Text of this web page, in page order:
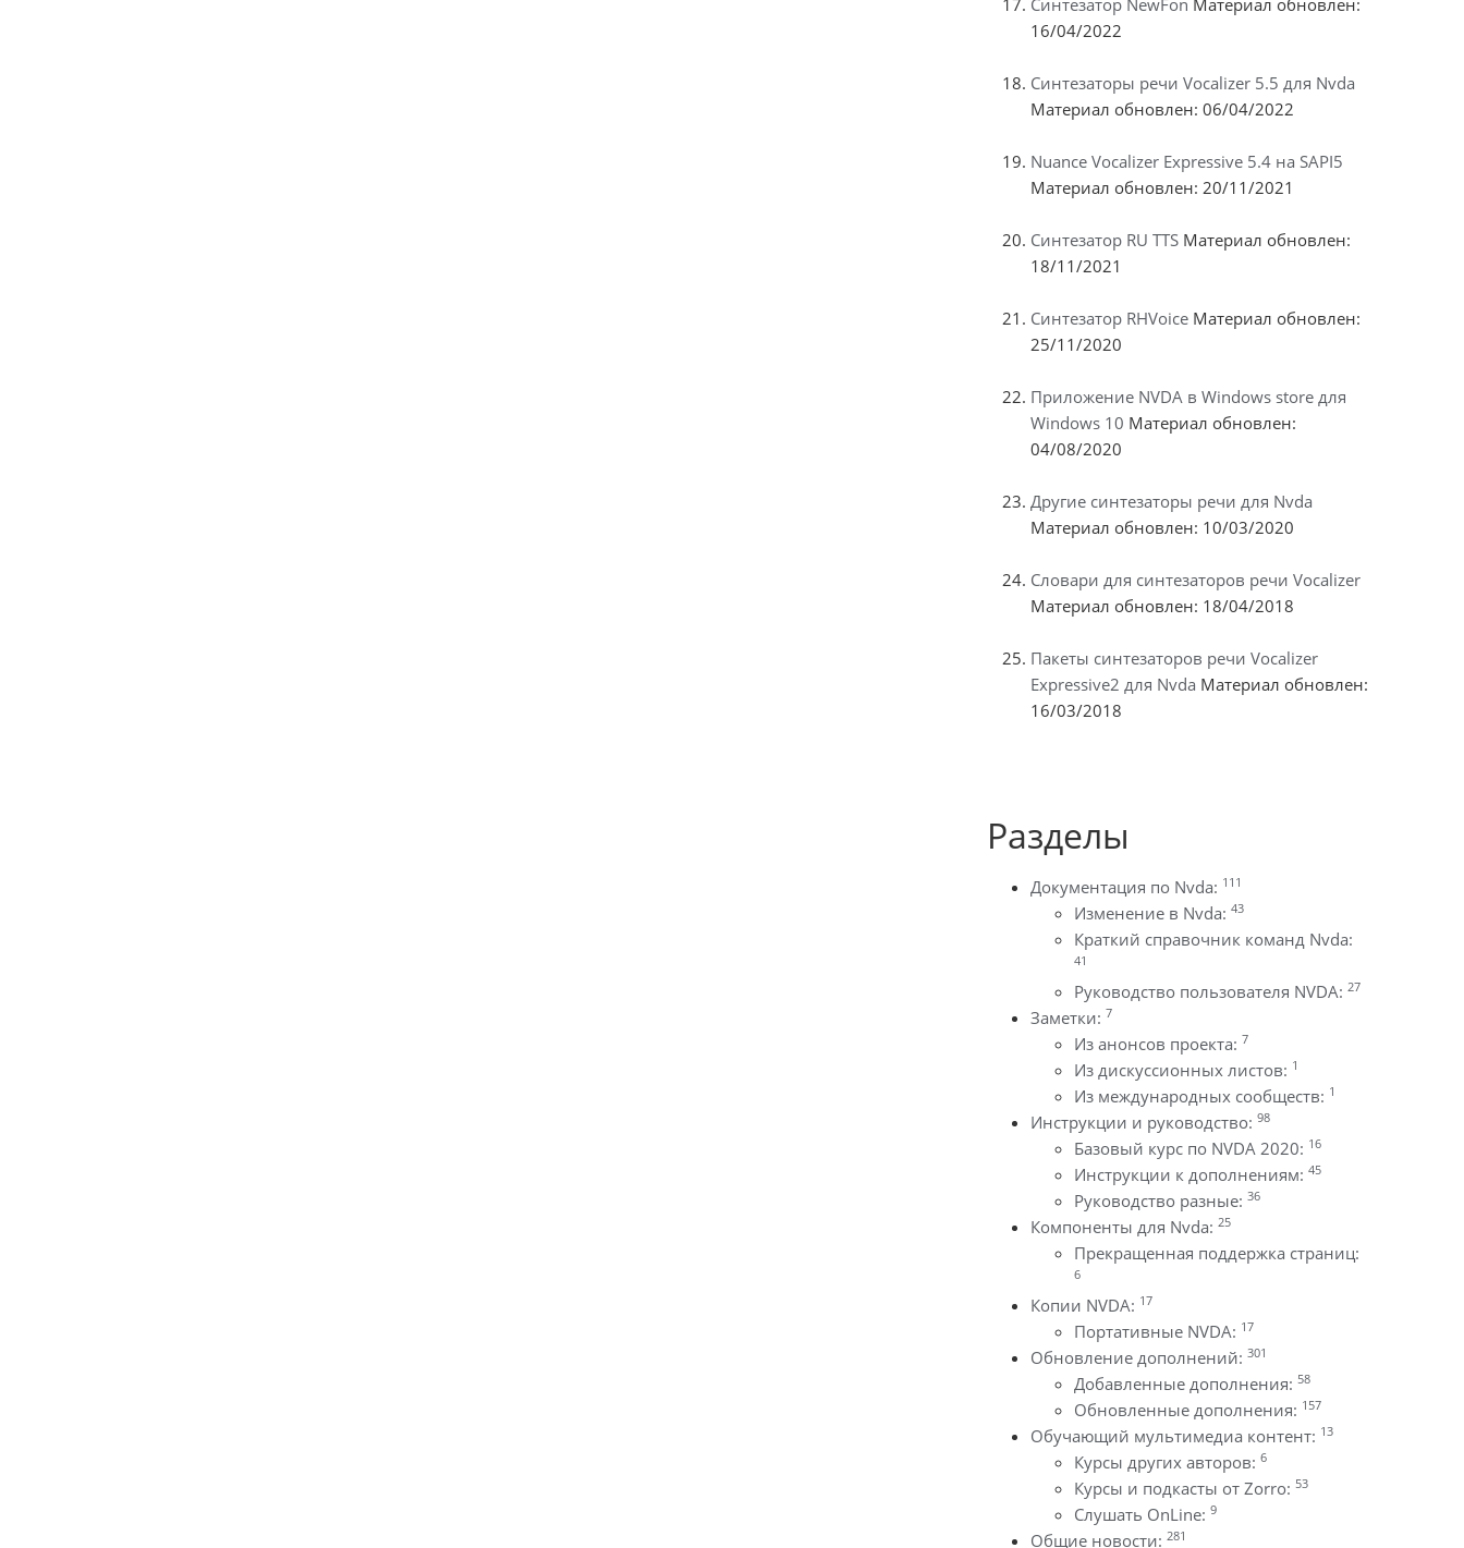
16/04/2022
Синтезаторы речи Vocalizer 5.5 для Nvda
Материал обновлен: 06/04/2022
Nuance Vocalizer Expressive 5.4 на SAPI5
Материал обновлен: 20/11/2021
Синтезатор RU TTS Материал обновлен:
18/11/2021
Синтезатор RHVoice Материал обновлен:
25/11/2020
Приложение NVDA в Windows store для
Windows 10 Материал обновлен:
04/08/2020
Другие синтезаторы речи для Nvda
Материал обновлен: 10/03/2020
Словари для синтезаторов речи Vocalizer
Материал обновлен: 18/04/2018
Пакеты синтезаторов речи Vocalizer
Expressive2 для Nvda Материал обновлен:
16/03/2018
Разделы
Документация по Nvda: 111
Изменение в Nvda: 43
Краткий справочник команд Nvda:
41
Руководство пользователя NVDA: 27
Заметки: 7
Из анонсов проекта: 7
Из дискуссионных листов: 1
Из международных сообществ: 1
Инструкции и руководство: 98
Базовый курс по NVDA 2020: 16
Инструкции к дополнениям: 45
Руководство разные: 36
Компоненты для Nvda: 25
Прекращенная поддержка страниц:
6
Копии NVDA: 17
Портативные NVDA: 17
Обновление дополнений: 301
Добавленные дополнения: 58
Обновленные дополнения: 157
Обучающий мультимедиа контент: 13
Курсы других авторов: 6
Курсы и подкасты от Zorro: 53
Слушать OnLine: 9
Общие новости: 281